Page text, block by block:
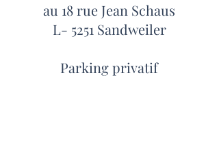
au 18 rue Jean Schaus
L- 5251 Sandweiler
Parking privatif